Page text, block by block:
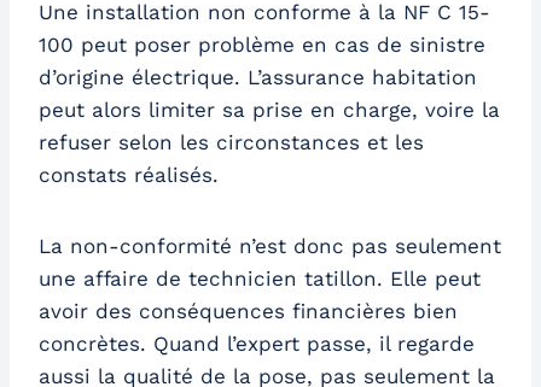
Une installation non conforme à la NF C 15-
100 peut poser problème en cas de sinistre
d’origine électrique. L’assurance habitation
peut alors limiter sa prise en charge, voire la
refuser selon les circonstances et les
constats réalisés.
La non-conformité n’est donc pas seulement
une affaire de technicien tatillon. Elle peut
avoir des conséquences financières bien
concrètes. Quand l’expert passe, il regarde
aussi la qualité de la pose, pas seulement la